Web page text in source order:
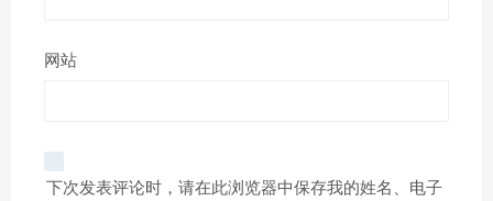
网站
下次发表评论时，请在此浏览器中保存我的姓名、电子